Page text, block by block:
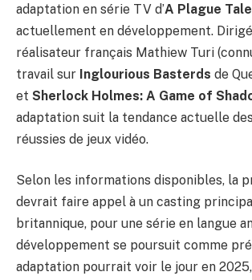
adaptation en série TV d’A Plague Tale
actuellement en développement.
réalisateur français Mathiew Turi
travail sur Inglourious Basterds de
et Sherlock Holmes: A Game of
adaptation suit la tendance actuelle
réussies de jeux vidéo.
Selon les informations disponibles, la
devrait faire appel à un casting
britannique, pour une série en langue
développement se poursuit comme
adaptation pourrait voir le jour en